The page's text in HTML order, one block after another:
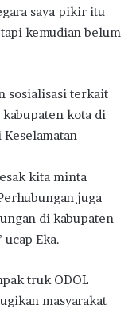
saya pikir itu
kemudian belum
sosialisasi terkait
kota di
kita minta
juga
di kabupaten
Eka.
truk ODOL
masyarakat